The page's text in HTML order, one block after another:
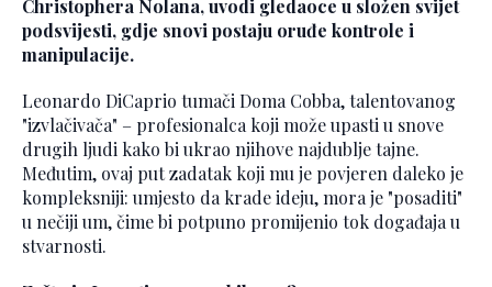
Christophera Nolana, uvodi gledaoce u složen svijet
podsvijesti, gdje snovi postaju oruđe kontrole i
manipulacije.
Leonardo DiCaprio tumači Doma Cobba, talentovanog
"izvlačivača" – profesionalca koji može upasti u snove
drugih ljudi kako bi ukrao njihove najdublje tajne.
Međutim, ovaj put zadatak koji mu je povjeren daleko je
kompleksniji: umjesto da krade ideju, mora je "posaditi"
u nečiji um, čime bi potpuno promijenio tok događaja u
stvarnosti.